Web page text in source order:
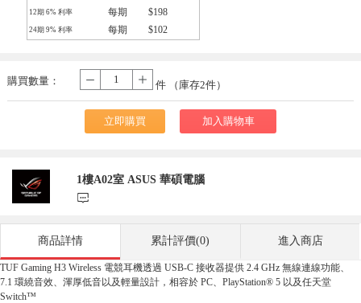
12期 6% 利率 每期 $198
24期 9% 利率 每期 $102
購買數量：
- 件 （庫存2件）
立即購買 加入購物車
1樓A02室 ASUS 華碩電腦
󰃨
商品詳情 累計評價(0) 進入商店
TUF Gaming H3 Wireless 電競耳機透過 USB-C 接收器提供 2.4 GHz 無線連線功能、
7.1 環繞音效、渾厚低音以及輕量設計，相容於 PC、PlayStation® 5 以及任天堂
Switch™